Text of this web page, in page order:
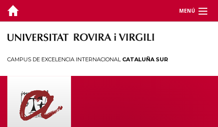
MENÚ
DEPARTAMENTO
INVESTIGACIÓN
JORNADAS Y CONGRESOS
TERRITORIO
CAMPUS DE EXCELENCIA INTERNACIONAL CATALUÑA SUR